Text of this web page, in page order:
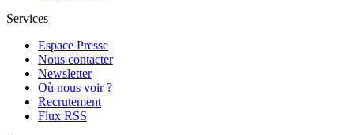
Services
Espace Presse
Nous contacter
Newsletter
Où nous voir ?
Recrutement
Flux RSS